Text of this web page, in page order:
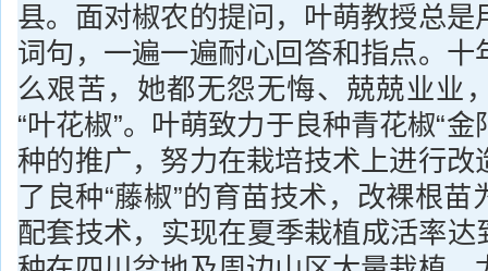
县。面对椒农的提问，叶萌教授总是
词句，一遍一遍耐心回答和指点。十
么艰苦，她都无怨无悔、兢兢业业
“叶花椒”。叶萌致力于良种青花椒“金
种的推广，努力在栽培技术上进行改
了良种“藤椒”的育苗技术，改裸根苗
配套技术，实现在夏季栽植成活率达